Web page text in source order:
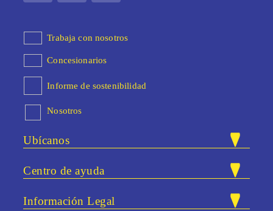
Trabaja con nosotros
Concesionarios
Informe de sostenibilidad
Nosotros
Ubícanos
Carrera 47 # 83A - 40. Bloque 25 /
Centro de ayuda
Información Legal